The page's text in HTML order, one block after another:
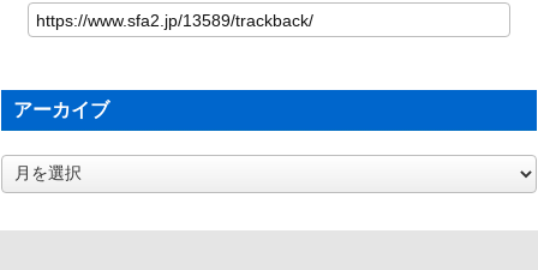
アーカイブ
ア
ー